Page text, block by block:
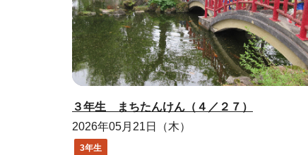
３年生 まちたんけん（４／２７）
2026年05月21日（木）
3年生